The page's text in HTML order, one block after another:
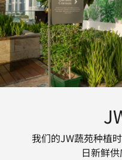
我们的JW蔬苑种植
日新鲜供